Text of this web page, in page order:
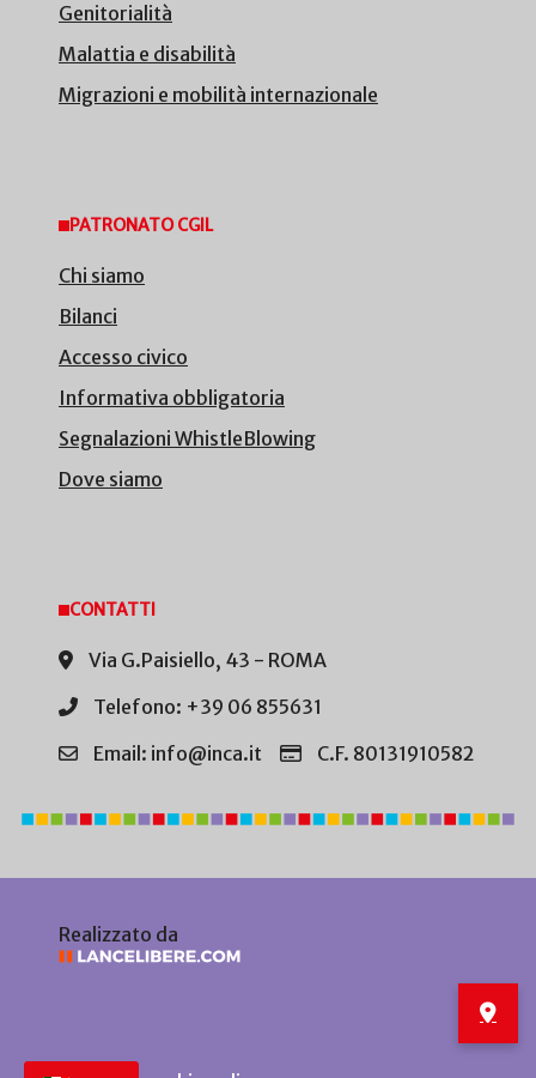
Genitorialità
Malattia e disabilità
Migrazioni e mobilità internazionale
PATRONATO CGIL
Chi siamo
Bilanci
Accesso civico
Informativa obbligatoria
Segnalazioni WhistleBlowing
Dove siamo
CONTATTI
Via G.Paisiello, 43 - ROMA
Telefono: +39 06 855631
Email: info@inca.it
C.F. 80131910582
Realizzato da